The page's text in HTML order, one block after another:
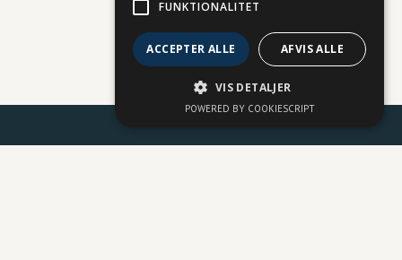
FUNKTIONALITET
ACCEPTER ALLE AFVIS ALLE
VIS DETALJER
POWERED BY COOKIESCRIPT